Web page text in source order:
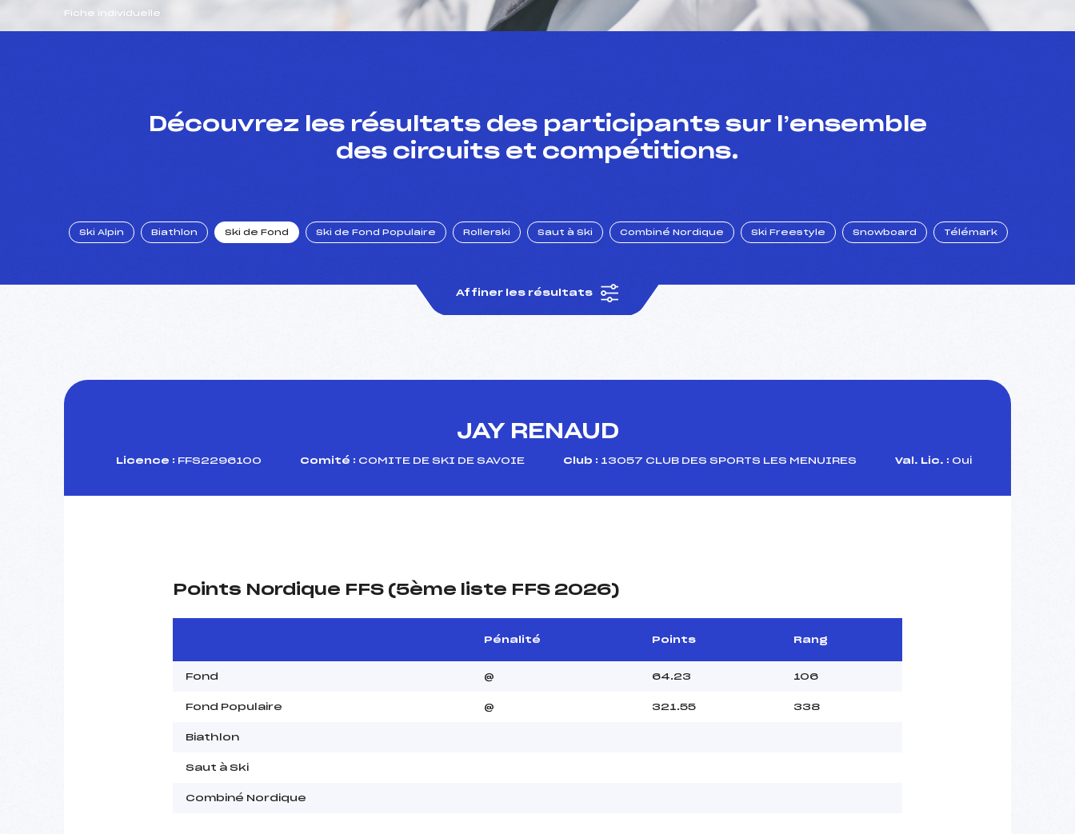
Fiche individuelle
Découvrez les résultats des participants sur l’ensemble
des circuits et compétitions.
Ski Alpin Biathlon Ski de Fond Ski de Fond Populaire Rollerski Saut à Ski Combiné Nordique Ski Freestyle Snowboard Télémark
Affiner les résultats
JAY RENAUD
Licence : FFS2296100 Comité : COMITE DE SKI DE SAVOIE Club : 13057 CLUB DES SPORTS LES MENUIRES Val. Lic. : Oui
Points Nordique FFS (5ème liste FFS 2026)
Pénalité Points Rang
Fond @ 64.23 106
Fond Populaire @ 321.55 338
Biathlon
Saut à Ski
Combiné Nordique